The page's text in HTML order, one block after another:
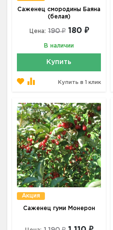
Саженец смородины Баяна
(белая)
Цена: 190 ₽ 180 ₽
В наличии
Купить
Купить в 1 клик
Акция
Саженец гуми Монерон